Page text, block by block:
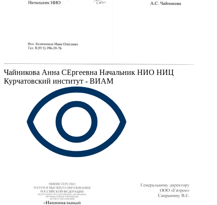
Чайникова Анна СЕргеевна Начальник НИО НИЦ
Курчатовский институт - ВИАМ